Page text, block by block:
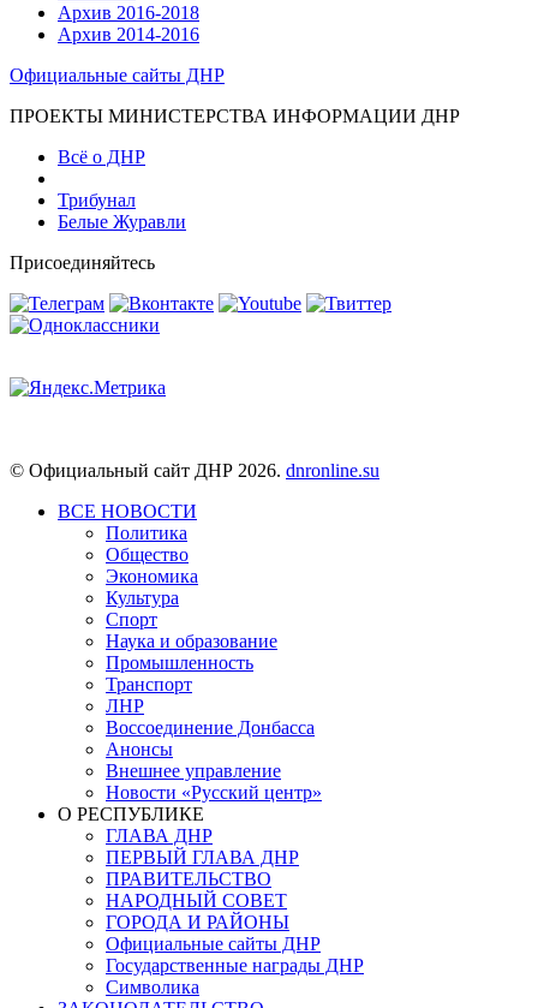
Архив 2016-2018
Архив 2014-2016
Официальные сайты ДНР
ПРОЕКТЫ МИНИСТЕРСТВА ИНФОРМАЦИИ ДНР
Всё о ДНР
Трибунал
Белые Журавли
Присоединяйтесь
© Официальный сайт ДНР 2026. dnronline.su
ВСЕ НОВОСТИ
Политика
Общество
Экономика
Культура
Спорт
Наука и образование
Промышленность
Транспорт
ЛНР
Воссоединение Донбасса
Анонсы
Внешнее управление
Новости «Русский центр»
О РЕСПУБЛИКЕ
ГЛАВА ДНР
ПЕРВЫЙ ГЛАВА ДНР
ПРАВИТЕЛЬСТВО
НАРОДНЫЙ СОВЕТ
ГОРОДА И РАЙОНЫ
Официальные сайты ДНР
Государственные награды ДНР
Символика